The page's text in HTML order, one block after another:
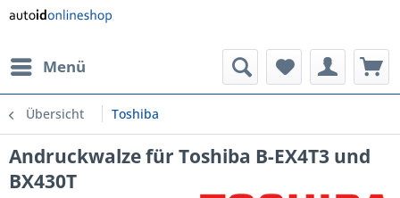
Menü
Übersicht Toshiba
Andruckwalze für Toshiba B-EX4T3 und
BX430T